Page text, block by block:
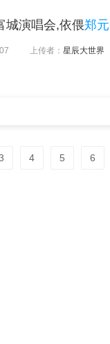
城演唱会,依偎郑
上传者： 星辰大世界
4 5 6